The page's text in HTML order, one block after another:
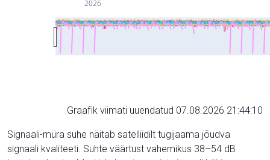
2026
Graafik viimati uuendatud 07.08.2026 21:44:10
Signaali-müra suhe näitab satelliidilt tugijaama jõudva
signaali kvaliteeti. Suhte väärtust vahemikus 38–54 dB